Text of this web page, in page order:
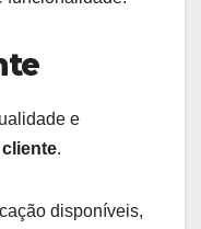
e
.
disponíveis,